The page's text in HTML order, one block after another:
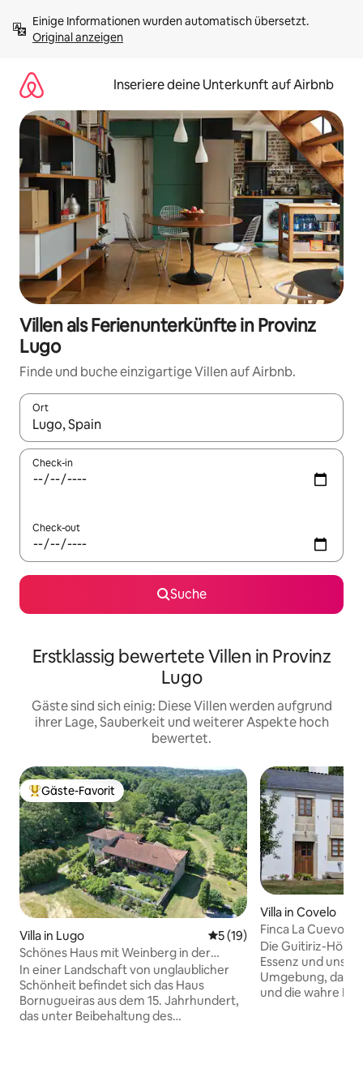
Inhalten
springenOriginal anzeigen
Inseriere deine Unterkunft auf Airbnb
Villen als Ferienunterkünfte in Provinz
Lugo
Finde und buche einzigartige Villen auf Airbnb.
Ort
Wenn Ergebnisse verfügbar sind, navigiere mit den
Check-in
Check-out
Suche
Erstklassig bewertete Villen in Provinz
Lugo
Gäste sind sich einig: Diese Villen werden aufgrund
ihrer Lage, Sauberkeit und weiterer Aspekte hoch
bewertet.
Beliebter Gäste-Favorit.
Gäste-Favorit
Villa in Lugo Durchschnittliche
5 (19)
Schönes Haus mit Weinberg in der
Ribeira Sacra
In einer Landschaft von unglaublicher
Schönheit befindet sich das Haus
Bornugueiras aus dem 15. Jahrhundert,
das unter Beibehaltung des
Villa in Covelo
Finca La
Die Guitiriz-
Essenz und
Umgebung, das
und die wahre